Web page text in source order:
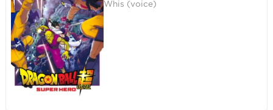
Whis (voice)